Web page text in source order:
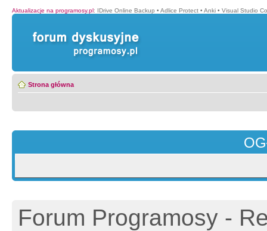
Aktualizacje na programosy.pl: IDrive Online Backup • Adlice Protect • Anki • Visual Studio
Strona główna
Forum Programosy -